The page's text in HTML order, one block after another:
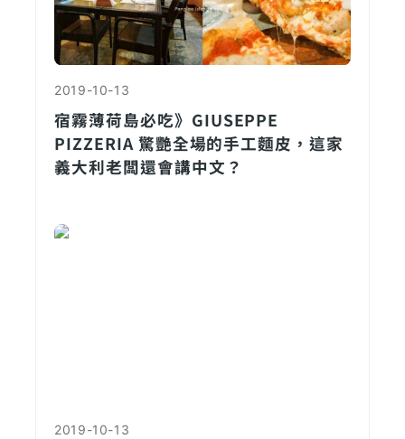
2019-10-13
宿霧薄荷島必吃》GIUSEPPE
PIZZERIA 驚艷全場的手工麵皮，這家
義大利老闆還會講中文？
2019-10-13